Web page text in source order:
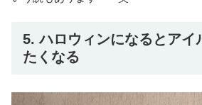
5. ハロウィンになるとアイ
たくなる